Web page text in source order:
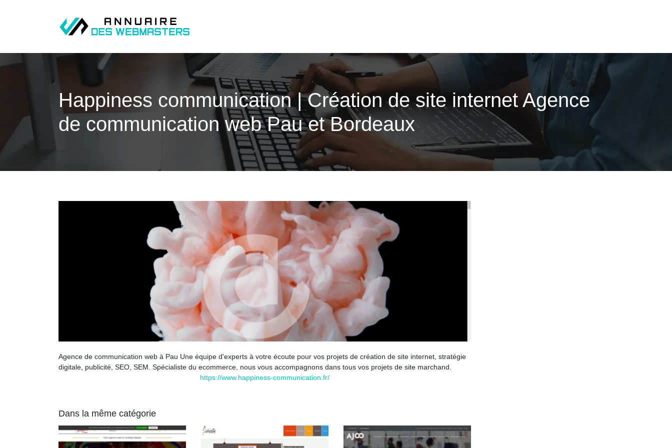
Happiness com­munica­tion | Création de site internet Agence
de com­munica­tion web Pau et Bordeaux
Agence de communication web à Pau Une équipe d'experts à votre écoute pour vos projets de création de site internet, stratégie
digitale, publicité, SEO, SEM. Spécialiste du ecommerce, nous vous accompagnons dans tous vos projets de site marchand.
https://www.happiness-communication.fr/
Dans la même catégorie